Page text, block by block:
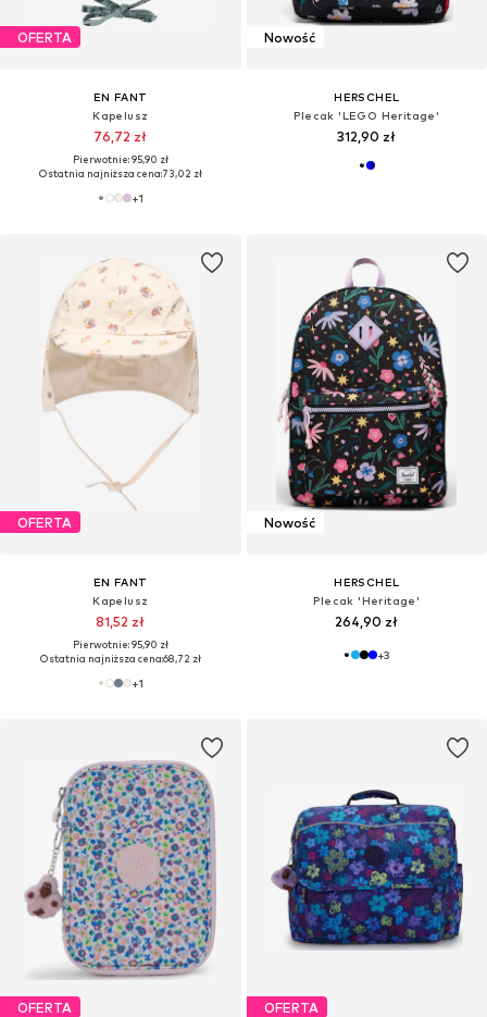
OFERTA
EN FANT
Kapelusz
76,72 zł
Pierwotnie: 95,90 zł
Ostatnia najniższa cena:73,02 zł
+1
Nowość
HERSCHEL
Plecak 'LEGO Heritage'
312,90 zł
OFERTA
EN FANT
Kapelusz
81,52 zł
Pierwotnie: 95,90 zł
Ostatnia najniższa cena:68,72 zł
+1
Nowość
HERSCHEL
Plecak 'Heritage'
264,90 zł
+3
OFERTA OFERTA